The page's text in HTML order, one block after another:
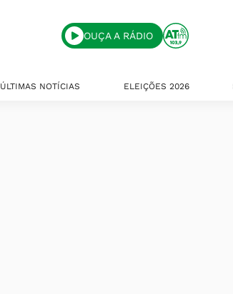
OUÇA A RÁDIO
ÚLTIMAS NOTÍCIAS ELEIÇÕES 2026